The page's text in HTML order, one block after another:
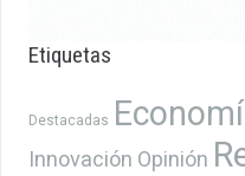
Etiquetas
Destacadas
Innovación Opinión